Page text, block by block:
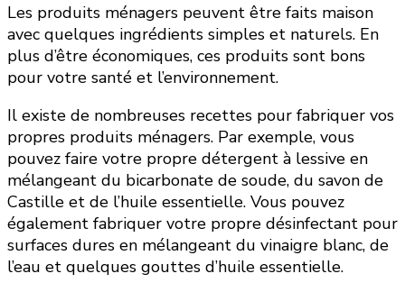
Les produits ménagers peuvent être faits maison
avec quelques ingrédients simples et naturels. En
plus d’être économiques, ces produits sont bons
pour votre santé et l’environnement.
Il existe de nombreuses recettes pour fabriquer vos
propres produits ménagers. Par exemple, vous
pouvez faire votre propre détergent à lessive en
mélangeant du bicarbonate de soude, du savon de
Castille et de l’huile essentielle. Vous pouvez
également fabriquer votre propre désinfectant pour
surfaces dures en mélangeant du vinaigre blanc, de
l’eau et quelques gouttes d’huile essentielle.